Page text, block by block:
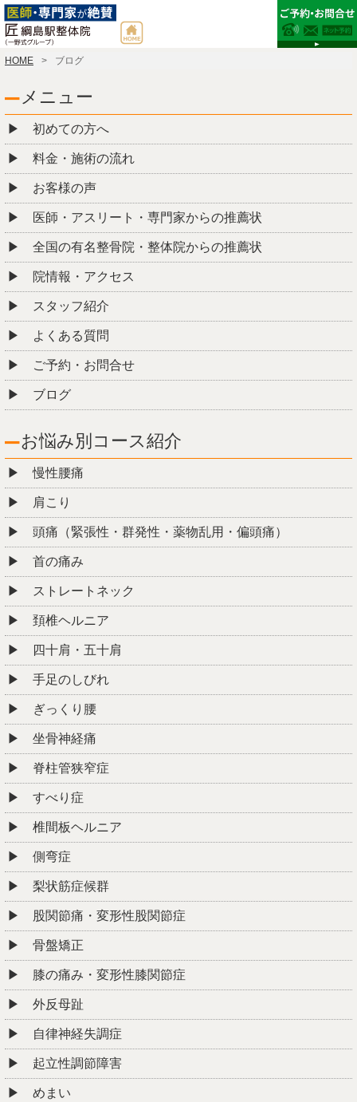
HOME ブログ
メニュー
初めての方へ
料金・施術の流れ
お客様の声
医師・アスリート・専門家からの推薦状
全国の有名整骨院・整体院からの推薦状
院情報・アクセス
スタッフ紹介
よくある質問
ご予約・お問合せ
ブログ
お悩み別コース紹介
慢性腰痛
肩こり
頭痛（緊張性・群発性・薬物乱用・偏頭痛）
首の痛み
ストレートネック
頚椎ヘルニア
四十肩・五十肩
手足のしびれ
ぎっくり腰
坐骨神経痛
脊柱管狭窄症
すべり症
椎間板ヘルニア
側弯症
梨状筋症候群
股関節痛・変形性股関節症
骨盤矯正
膝の痛み・変形性膝関節症
外反母趾
自律神経失調症
起立性調節障害
めまい